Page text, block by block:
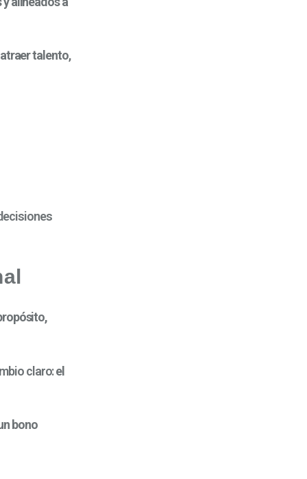
talento,
claro:el
bono